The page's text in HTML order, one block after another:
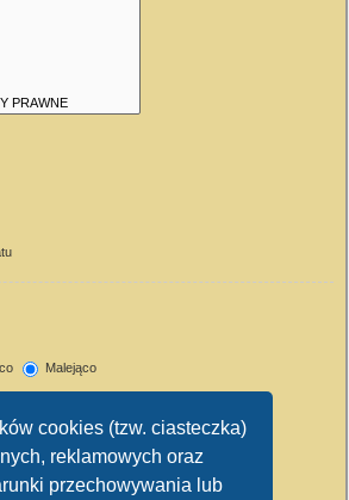
cookies (tzw. ciasteczka)
reklamowych oraz
przechowywania lub
Malejąco